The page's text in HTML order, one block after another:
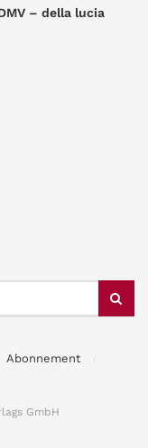
– della lucia
Abonnement
GmbH